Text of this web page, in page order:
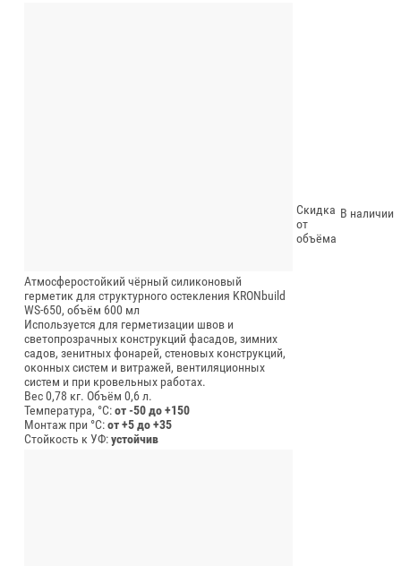
Атмосферостойкий чёрный силиконовый
герметик для структурного остекления KRONbuild
WS-650, объём 600 мл
Используется для герметизации швов и
светопрозрачных конструкций фасадов, зимних
садов, зенитных фонарей, стеновых конструкций,
оконных систем и витражей, вентиляционных
систем и при кровельных работах.
Вес 0,78 кг. Объём 0,6 л.
Температура, °C:от -50 до +150
Монтаж при °C:от +5 до +35
Стойкость к УФ:устойчив
Скидка
от
объёма
В наличии